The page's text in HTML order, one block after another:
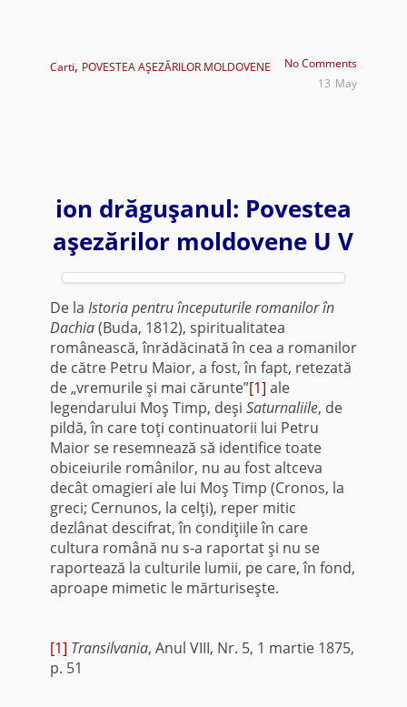
Carti, POVESTEA AŞEZĂRILOR MOLDOVENE
No Comments
May
13
ion drăguşanul: Povestea
aşezărilor moldovene U V
De la Istoria pentru începuturile romanilor în
Dachia(Buda, 1812), spiritualitatea
românească, înrădăcinată în cea a romanilor
de către Petru Maior, a fost, în fapt, retezată
de „vremurile şi mai cărunte”[1] ale
legendarului Moş Timp, deşi Saturnaliile, de
pildă, în care toţi continuatorii lui Petru
Maior se resemnează să identifice toate
obiceiurile românilor, nu au fost altceva
decât omagieri ale lui Moş Timp (Cronos, la
greci; Cernunos, la celţi), reper mitic
dezlânat descifrat, în condiţiile în care
cultura română nu s-a raportat şi nu se
raportează la culturile lumii, pe care, în fond,
aproape mimetic le mărturiseşte.
[1] Transilvania, Anul VIII, Nr. 5, 1 martie 1875,
p. 51